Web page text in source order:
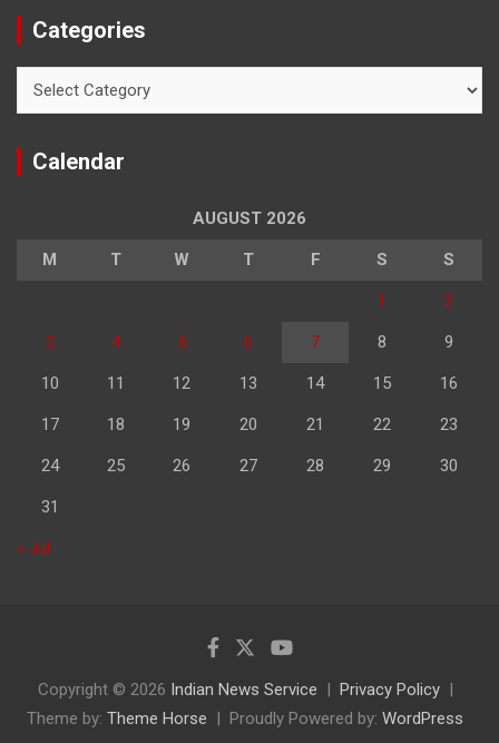
Categories
Calendar
AUGUST 2026
M T W T F S S
1 2
3 4 5 6 7 8 9
10 11 12 13 14 15 16
17 18 19 20 21 22 23
24 25 26 27 28 29 30
31
« Jul
Copyright © 2026 Indian News Service
Privacy Policy
Theme by: Theme Horse Proudly Powered by: WordPress